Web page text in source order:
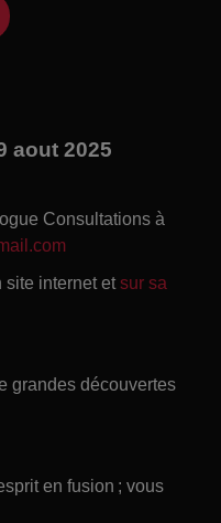
aout 2025
Consultations à
site internet et sur sa
grandes découvertes
en fusion ; vous